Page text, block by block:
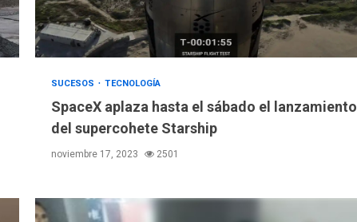
SUCESOS TECNOLOGÍA
SpaceX aplaza hasta el sábado el lanzamiento
del supercohete Starship
noviembre 17, 2023 2501